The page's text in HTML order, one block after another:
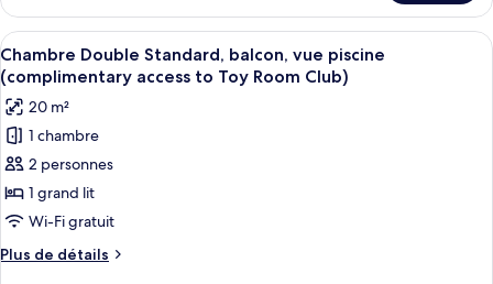
to
Toy
Room
Club)
le
type
de
chambre
Chambre
Quadruple
(complimentary
access
to
Toy
Club)
Afficher
toutes
les
photos
pour
ce
type
de
chambre :
Chambre
Une chambre d’hôtel avec un
5
Chambre Double Standard, balcon, vue piscine
(complimentary access to Toy Room Club)
20 m²
1 chambre
2 personnes
1 grand lit
Wi-Fi gratuit
Plus de détails
Plus